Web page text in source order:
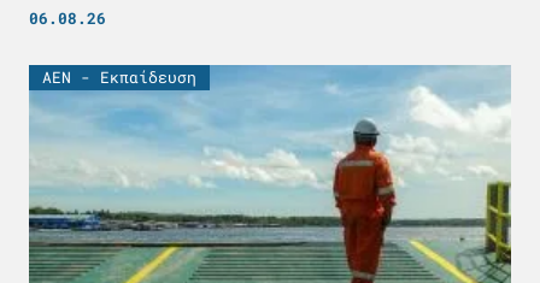
06.08.26
ΑΕΝ - Εκπαίδευση